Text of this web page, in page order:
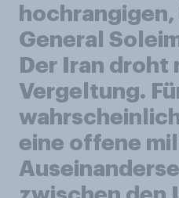
General
Der Iran droht
Vergeltung.
eine offene